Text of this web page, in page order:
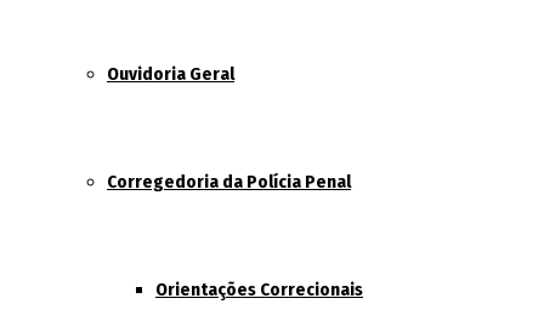
Ouvidoria Geral
Corregedoria da Polícia Penal
Orientações Correcionais